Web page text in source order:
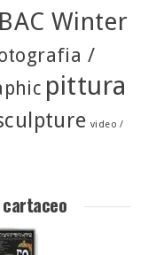
BAC Winter
/
pittura
video /
cartaceo